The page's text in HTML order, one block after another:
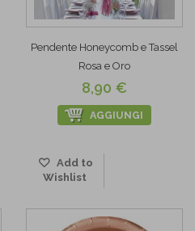
Pendente Honeycomb e Tassel
Rosa e Oro
8,90 €
AGGIUNGI
Add to
Wishlist